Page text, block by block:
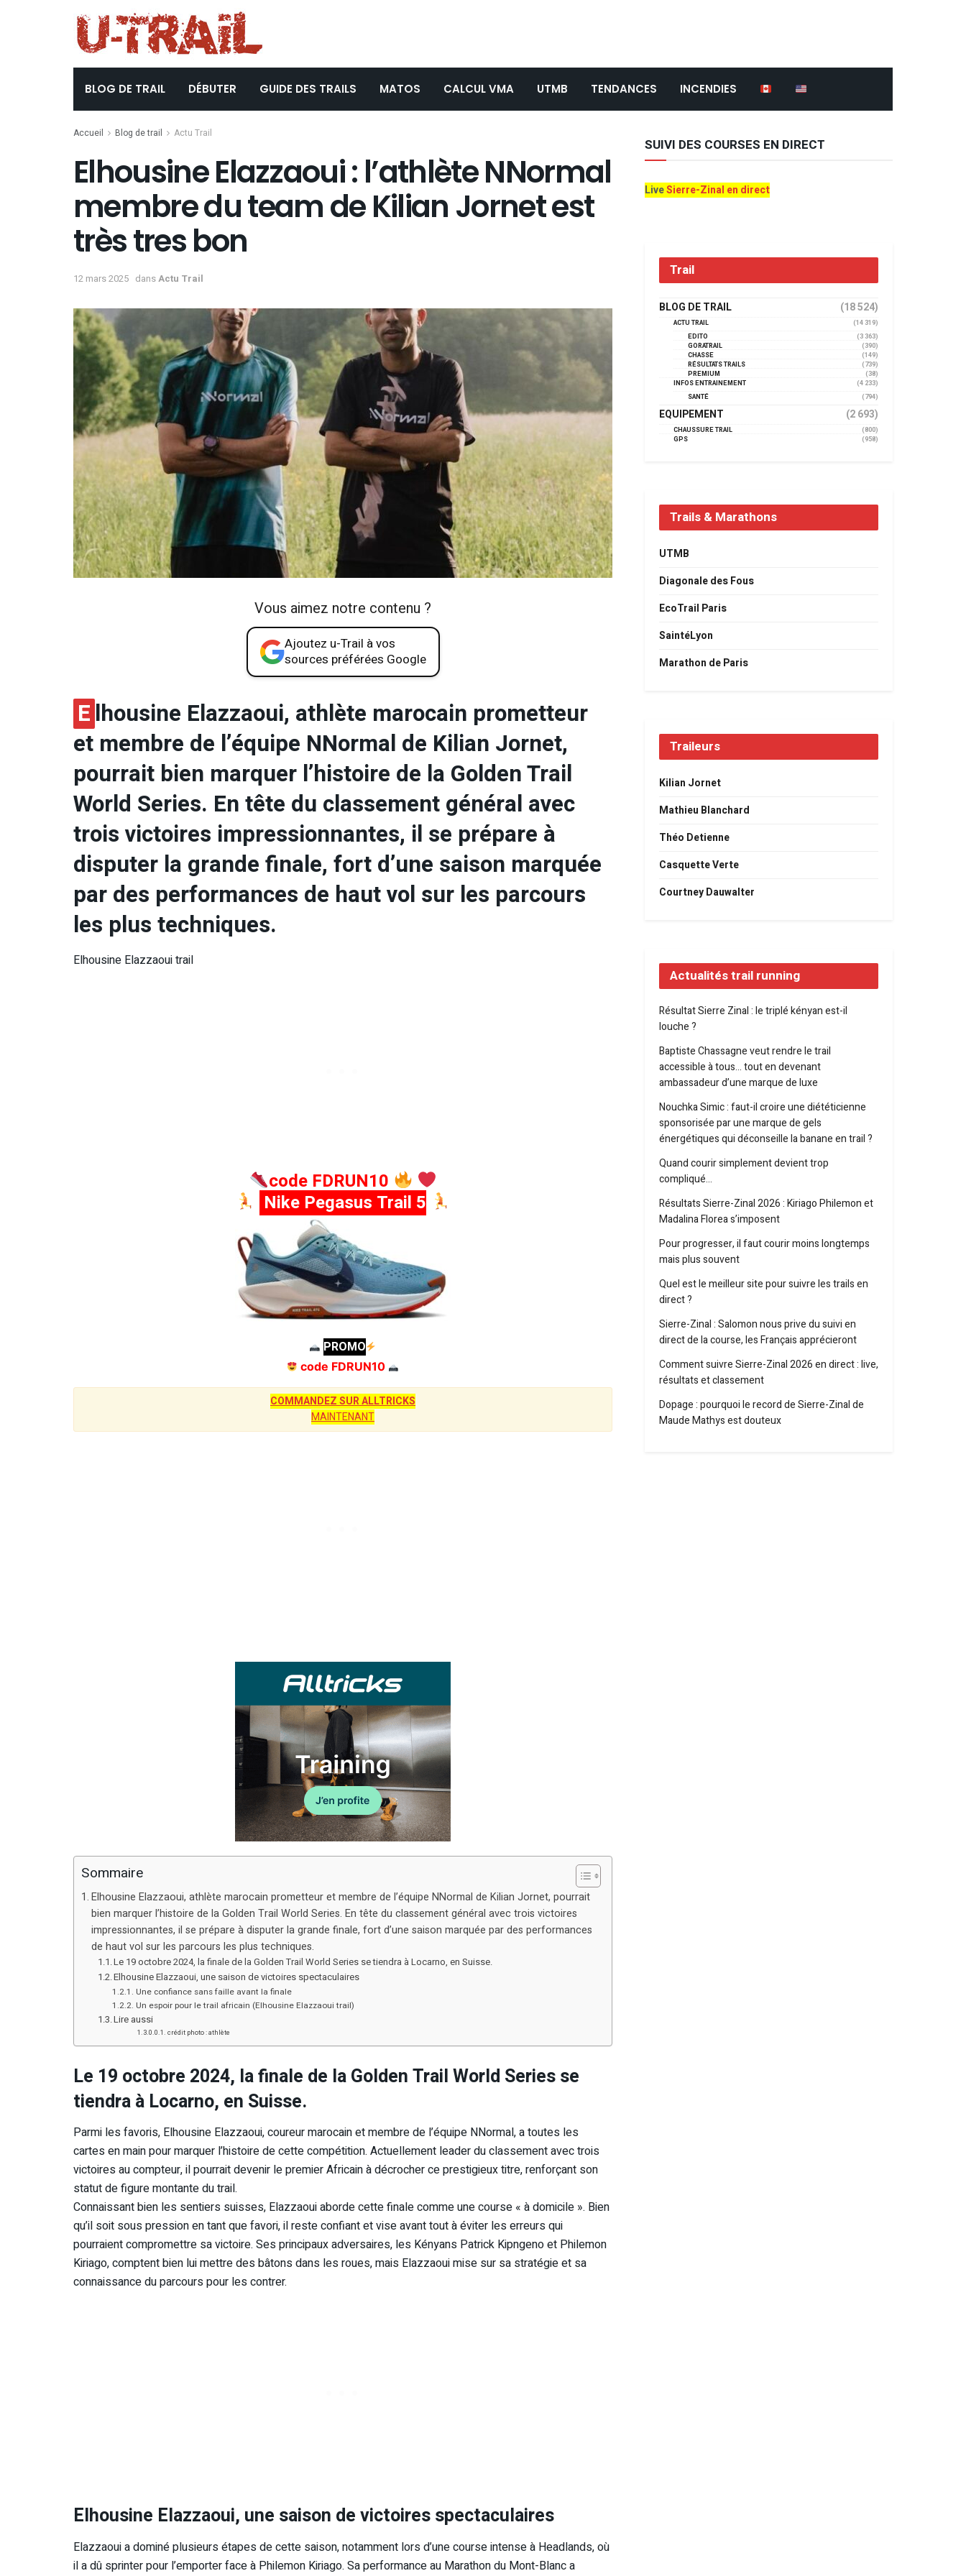
BLOG DE TRAIL DÉBUTER GUIDE DES TRAILS MATOS CALCUL VMA UTMB TENDANCES INCENDIES
Accueil Blog de trail Actu Trail
Elhousine Elazzaoui : l’athlète NNormal
membre du team de Kilian Jornet est
très tres bon
12 mars 2025 dansActu Trail
Vous aimez notre contenu ?
Ajoutez u-Trail à vos
sources préférées Google
Elhousine Elazzaoui, athlète marocain prometteur
et membre de l’équipe NNormal de Kilian Jornet,
pourrait bien marquer l’histoire de la Golden Trail
World Series. En tête du classement général avec
trois victoires impressionnantes, il se prépare à
disputer la grande finale, fort d’une saison marquée
par des performances de haut vol sur les parcours
les plus techniques.
Elhousine Elazzaoui trail
code FDRUN10
Nike Pegasus Trail 5
PROMO
code FDRUN10
COMMANDEZ SUR ALLTRICKS
MAINTENANT
Sommaire
Elhousine Elazzaoui, athlète marocain prometteur et membre de l’équipe NNormal de Kilian Jornet, pourrait
bien marquer l’histoire de la Golden Trail World Series. En tête du classement général avec trois victoires
impressionnantes, il se prépare à disputer la grande finale, fort d’une saison marquée par des performances
de haut vol sur les parcours les plus techniques.
Le 19 octobre 2024, la finale de la Golden Trail World Series se tiendra à Locarno, en Suisse.
Elhousine Elazzaoui, une saison de victoires spectaculaires
Une confiance sans faille avant la finale
Un espoir pour le trail africain (Elhousine Elazzaoui trail)
Lire aussi
crédit photo : athlète
Le 19 octobre 2024, la finale de la Golden Trail World Series se
tiendra à Locarno, en Suisse.
Parmi les favoris, Elhousine Elazzaoui, coureur marocain et membre de l’équipe NNormal, a toutes les
cartes en main pour marquer l’histoire de cette compétition. Actuellement leader du classement avec trois
victoires au compteur, il pourrait devenir le premier Africain à décrocher ce prestigieux titre, renforçant son
statut de figure montante du trail.
Connaissant bien les sentiers suisses, Elazzaoui aborde cette finale comme une course « à domicile ». Bien
qu’il soit sous pression en tant que favori, il reste confiant et vise avant tout à éviter les erreurs qui
pourraient compromettre sa victoire. Ses principaux adversaires, les Kényans Patrick Kipngeno et Philemon
Kiriago, comptent bien lui mettre des bâtons dans les roues, mais Elazzaoui mise sur sa stratégie et sa
connaissance du parcours pour les contrer.
Elhousine Elazzaoui, une saison de victoires spectaculaires
Elazzaoui a dominé plusieurs étapes de cette saison, notamment lors d’une course intense à Headlands, où
il a dû sprinter pour l’emporter face à Philemon Kiriago. Sa performance au Marathon du Mont-Blanc a
SUIVI DES COURSES EN DIRECT
LiveSierre-Zinal en direct
Trail
BLOG DE TRAIL (18 524)
ACTU TRAIL
(14 319)
EDITO
(3 363)
GORATRAIL
(390)
CHASSE
(149)
RÉSULTATS TRAILS
(739)
PREMIUM
(38)
INFOS ENTRAINEMENT
(4 233)
SANTÉ
(794)
EQUIPEMENT (2 693)
CHAUSSURE TRAIL
(800)
GPS
(958)
Trails & Marathons
UTMB
Diagonale des Fous
EcoTrail Paris
SaintéLyon
Marathon de Paris
Traileurs
Kilian Jornet
Mathieu Blanchard
Théo Detienne
Casquette Verte
Courtney Dauwalter
Actualités trail running
Résultat Sierre Zinal : le triplé kényan est-il
louche ?
Baptiste Chassagne veut rendre le trail
accessible à tous… tout en devenant
ambassadeur d’une marque de luxe
Nouchka Simic : faut-il croire une diététicienne
sponsorisée par une marque de gels
énergétiques qui déconseille la banane en trail ?
Quand courir simplement devient trop
compliqué…
Résultats Sierre-Zinal 2026 : Kiriago Philemon et
Madalina Florea s’imposent
Pour progresser, il faut courir moins longtemps
mais plus souvent
Quel est le meilleur site pour suivre les trails en
direct ?
Sierre-Zinal : Salomon nous prive du suivi en
direct de la course, les Français apprécieront
Comment suivre Sierre-Zinal 2026 en direct : live,
résultats et classement
Dopage : pourquoi le record de Sierre-Zinal de
Maude Mathys est douteux